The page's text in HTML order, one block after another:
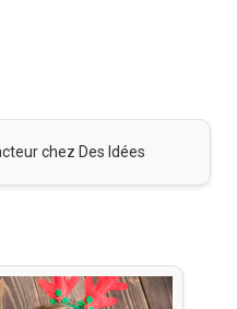
chez Des Idées